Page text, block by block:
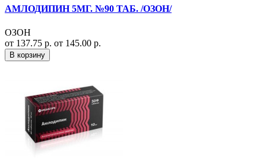
АМЛОДИПИН 5МГ. №90 ТАБ. /ОЗОН/
ОЗОН
от 137.75 р. от 145.00 р.
В корзину